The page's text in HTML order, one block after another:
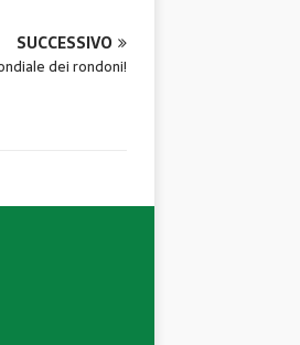
SUCCESSIVO
dei rondoni!